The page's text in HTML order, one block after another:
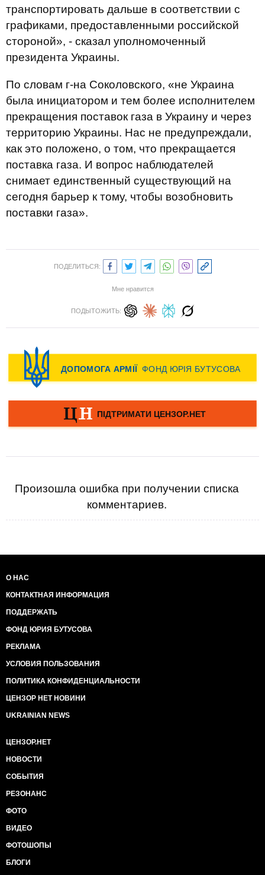
транспортировать дальше в соответствии с
графиками, предоставленными российской
стороной», - сказал уполномоченный
президента Украины.
По словам г-на Соколовского, «не Украина
была инициатором и тем более исполнителем
прекращения поставок газа в Украину и через
территорию Украины. Нас не предупреждали,
как это положено, о том, что прекращается
поставка газа. И вопрос наблюдателей
снимает единственный существующий на
сегодня барьер к тому, чтобы возобновить
поставки газа».
ПОДЕЛИТЬСЯ:
Мне нравится
ПОДЫТОЖИТЬ:
Произошла ошибка при получении списка
комментариев.
О НАС
КОНТАКТНАЯ ИНФОРМАЦИЯ
ПОДДЕРЖАТЬ
ФОНД ЮРИЯ БУТУСОВА
РЕКЛАМА
УСЛОВИЯ ПОЛЬЗОВАНИЯ
ПОЛИТИКА КОНФИДЕНЦИАЛЬНОСТИ
ЦЕНЗОР НЕТ НОВИНИ
UKRAINIAN NEWS
ЦЕНЗОР.НЕТ
НОВОСТИ
СОБЫТИЯ
РЕЗОНАНС
ФОТО
ВИДЕО
ФОТОШОПЫ
БЛОГИ